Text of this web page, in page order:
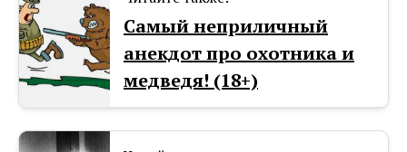
Самый неприличный
анекдот про охотника и
медведя! (18+)